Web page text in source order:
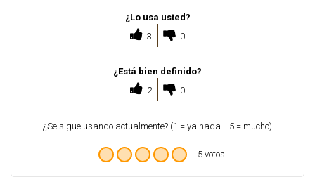
¿Lo usa usted?
3
0
¿Está bien definido?
2
0
¿Se sigue usando actualmente? (1 = ya nada... 5 = mucho)
5 votos